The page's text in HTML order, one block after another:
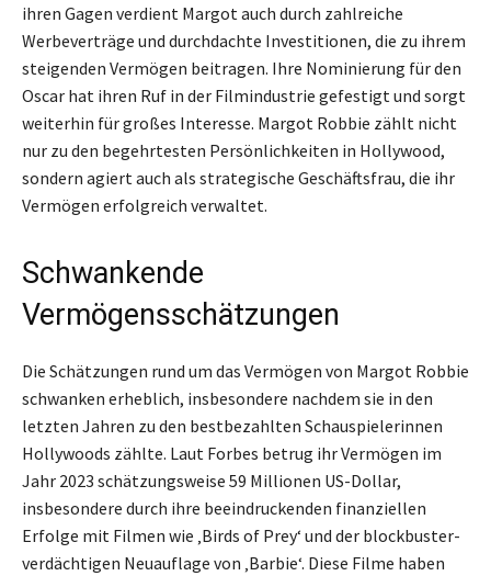
ihren Gagen verdient Margot auch durch zahlreiche
Werbeverträge und durchdachte Investitionen, die zu ihrem
steigenden Vermögen beitragen. Ihre Nominierung für den
Oscar hat ihren Ruf in der Filmindustrie gefestigt und sorgt
weiterhin für großes Interesse. Margot Robbie zählt nicht
nur zu den begehrtesten Persönlichkeiten in Hollywood,
sondern agiert auch als strategische Geschäftsfrau, die ihr
Vermögen erfolgreich verwaltet.
Schwankende
Vermögensschätzungen
Die Schätzungen rund um das Vermögen von Margot Robbie
schwanken erheblich, insbesondere nachdem sie in den
letzten Jahren zu den bestbezahlten Schauspielerinnen
Hollywoods zählte. Laut Forbes betrug ihr Vermögen im
Jahr 2023 schätzungsweise 59 Millionen US-Dollar,
insbesondere durch ihre beeindruckenden finanziellen
Erfolge mit Filmen wie ‚Birds of Prey‘ und der blockbuster-
verdächtigen Neuauflage von ‚Barbie‘. Diese Filme haben